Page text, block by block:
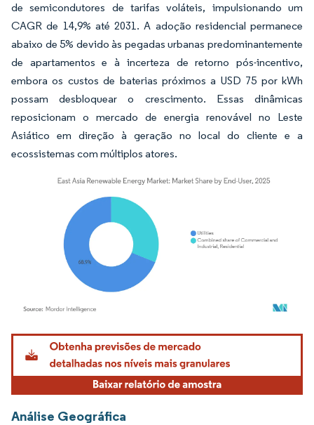
de semicondutores de tarifas voláteis, impulsionando um
CAGR de 14,9% até 2031. A adoção residencial permanece
abaixo de 5% devido às pegadas urbanas predominantemente
de apartamentos e à incerteza de retorno pós-incentivo,
embora os custos de baterias próximos a USD 75 por kWh
possam desbloquear o crescimento. Essas dinâmicas
reposicionam o mercado de energia renovável no Leste
Asiático em direção à geração no local do cliente e a
ecossistemas com múltiplos atores.
Imagem © Mordor Intelligence. O reuso requer atribuição conforme CC BY 4.0.
Análise Geográfica